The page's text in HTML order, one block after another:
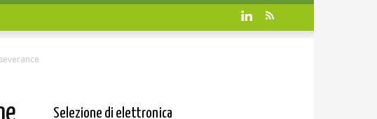
Selezione di elettronica